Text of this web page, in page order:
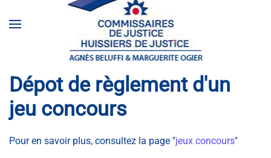
Accéder au contenu principal
Dépot de règlement d'un
jeu concours
Pour en savoir plus, consultez la page "jeux concours"